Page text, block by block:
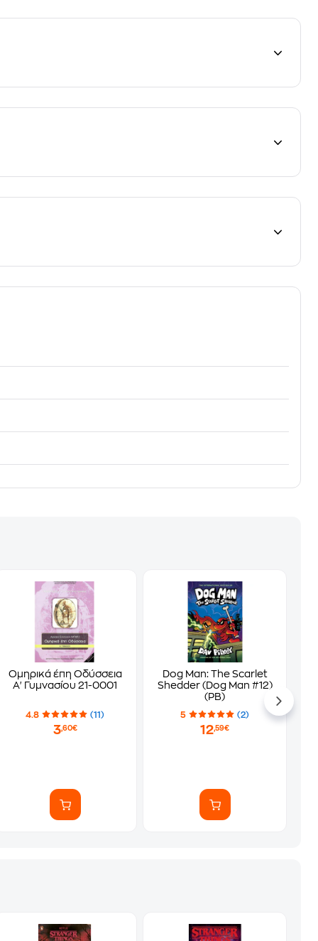
Ομηρικά έπη Οδύσσεια
Α' Γυμνασίου 21-0001
4.8 (11)
3,60€
Dog Man: The Scarlet
Shedder (Dog Man #12)
(PB)
5 (2)
12,59€